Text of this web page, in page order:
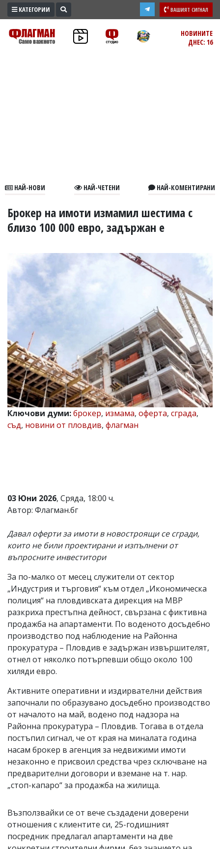
ПРОМО
ЗОНА
В
УКРАЙНА
РАЗСЛЕДВАНЕ
БИЗНЕС
Василев,
v.vasilev@flagman.bg
Катя
Касабова,
еmail:k.kassabova@flagman.bg
Главен
редактор:
Иван
Колев,
email:
от
читателите
и
не
носи
отговорност
за
Ако
обиден
за
вас
коментар,
моля
сигнализирайте
ни!
КАТЕГОРИИ ВАШИЯТ СИГНАЛ
НОВИНИТЕ
ДНЕС: 16
НАЙ-НОВИ НАЙ-ЧЕТЕНИ НАЙ-КОМЕНТИРАНИ
Брокер на имоти измамил шестима с
близо 100 000 евро, задържан е
Ключови думи:брокер, измама, оферта, сграда,
съд, новини от пловдив, флагман
03 Юни 2026, Сряда, 18:00 ч.
Автор: Флагман.бг
Давал оферти за имоти в новостроящи се сгради,
които не били проектирани и изпълнени от
въпросните инвеститори
За по-малко от месец служители от сектор
„Индустрия и търговия“ към отдел „Икономическа
полиция“ на пловдивската дирекция на МВР
разкриха престъпна дейност, свързана с фиктивна
продажба на апартаменти. По воденото досъдебно
производство под наблюдение на Районна
прокуратура – Пловдив е задържан извършителят,
отнел от няколко потърпевши общо около 100
хиляди евро.
Активните оперативни и издирвателни действия
започнали по образувано досъдебно производство
от началото на май, водено под надзора на
Районна прокуратура – Пловдив. Тогава в отдела
постъпил сигнал, че от края на миналата година
насам брокер в агенция за недвижими имоти
незаконно е присвоил средства чрез сключване на
предварителни договори и вземане на т. нар.
„стоп-капаро“ за продажба на жилища.
Възползвайки се от вече създадени доверени
отношения с клиентите си, 25-годишният
посредник предлагал апартаменти на две